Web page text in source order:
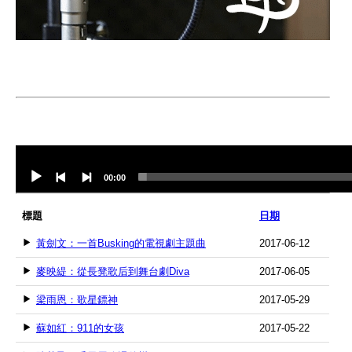
Player
00:00
標題 日期
黃劍文：一首Busking的電視劇主題曲 2017-06-12
麥映緹：從長凳歌后到舞台劇Diva 2017-06-05
梁雨恩：歌星鏢神 2017-05-29
蘇如紅：911的女孩 2017-05-22